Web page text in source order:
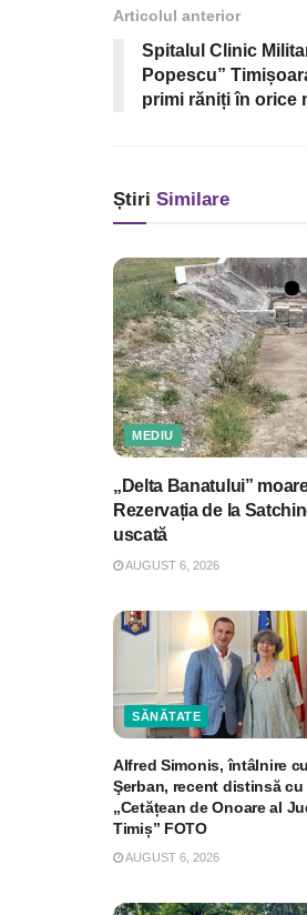
Articolul anterior
Spitalul Clinic
Popescu”
primi răniți în orice
Știri Similare
MEDIU
„Delta Banatului”
Rezervația de la
uscată
AUGUST 6, 2026
SĂNĂTATE
Alfred Simonis, întâlnire
Şerban, recent distinsă
„Cetățean de Onoare al
Timiș” FOTO
AUGUST 6, 2026